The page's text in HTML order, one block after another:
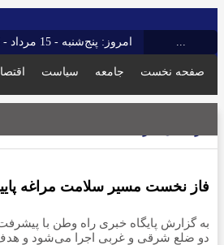
... امروز: پنج‌شنبه - 15 مرداد - 1405
صفحه نخست جامعه سیاست
فاز نخست مسیر سلامت مراغه
دو ضلع شرقی و غربی اجرا می‌شود و